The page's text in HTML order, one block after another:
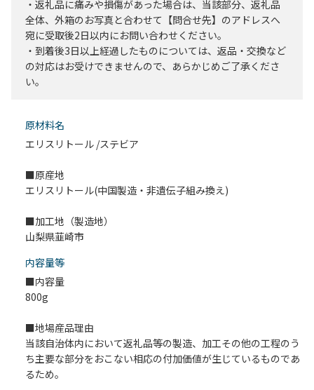
・返礼品に痛みや損傷があった場合は、当該部分、返礼品
全体、外箱のお写真と合わせて【問合せ先】のアドレスへ
宛に受取後2日以内にお問い合わせください。
・到着後3日以上経過したものについては、返品・交換など
の対応はお受けできませんので、あらかじめご了承くださ
い。
原材料名
エリスリトール /ステビア
■原産地
エリスリトール(中国製造・非遺伝子組み換え)
■加工地（製造地）
山梨県韮崎市
内容量等
■内容量
800g
■地場産品理由
当該自治体内において返礼品等の製造、加工その他の工程のう
ち主要な部分をおこない相応の付加価値が生じているものであ
るため。